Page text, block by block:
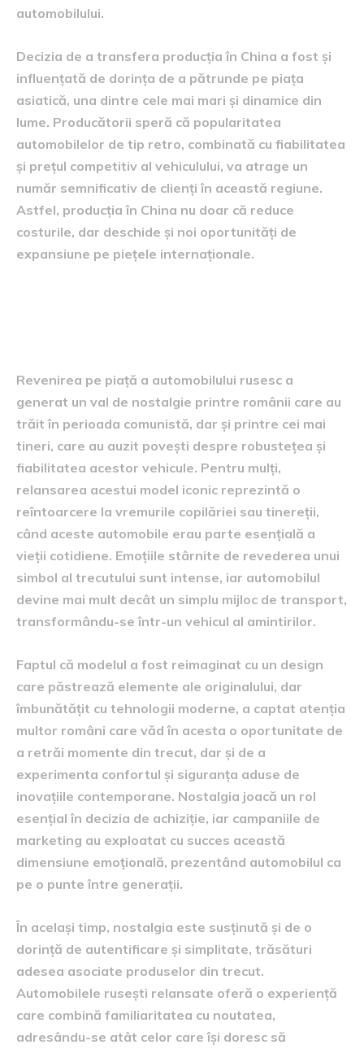
automobilului.
Decizia de a transfera producția în China a fost și
influențată de dorința de a pătrunde pe piața
asiatică, una dintre cele mai mari și dinamice din
lume. Producătorii speră că popularitatea
automobilelor de tip retro, combinată cu fiabilitatea
și prețul competitiv al vehiculului, va atrage un
număr semnificativ de clienți în această regiune.
Astfel, producția în China nu doar că reduce
costurile, dar deschide și noi oportunități de
expansiune pe piețele internaționale.
Revenirea pe piață a automobilului rusesc a
generat un val de nostalgie printre românii care au
trăit în perioada comunistă, dar și printre cei mai
tineri, care au auzit povești despre robustețea și
fiabilitatea acestor vehicule. Pentru mulți,
relansarea acestui model iconic reprezintă o
reîntoarcere la vremurile copilăriei sau tinereții,
când aceste automobile erau parte esențială a
vieții cotidiene. Emoțiile stârnite de revederea unui
simbol al trecutului sunt intense, iar automobilul
devine mai mult decât un simplu mijloc de transport,
transformându-se într-un vehicul al amintirilor.
Faptul că modelul a fost reimaginat cu un design
care păstrează elemente ale originalului, dar
îmbunătățit cu tehnologii moderne, a captat atenția
multor români care văd în acesta o oportunitate de
a retrăi momente din trecut, dar și de a
experimenta confortul și siguranța aduse de
inovațiile contemporane. Nostalgia joacă un rol
esențial în decizia de achiziție, iar campaniile de
marketing au exploatat cu succes această
dimensiune emoțională, prezentând automobilul ca
pe o punte între generații.
În același timp, nostalgia este susținută și de o
dorință de autentificare și simplitate, trăsături
adesea asociate produselor din trecut.
Automobilele rusești relansate oferă o experiență
care combină familiaritatea cu noutatea,
adresându-se atât celor care își doresc să